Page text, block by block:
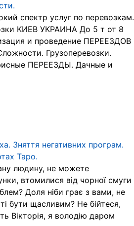
спектр услуг по перевозкам.
КИЕВ УКРАИНА До 5 т от 8
и проведение ПЕРЕЕЗДОВ
Грузоперевозки.
ПЕРЕЕЗДЫ. Дачные и
Зняття негативних програм.
Таро.
людину, не можете
втомилися від чорної смуги
Доля ніби грає з вами, не
бути щасливим? Не бійтеся,
Вікторія, я володію даром